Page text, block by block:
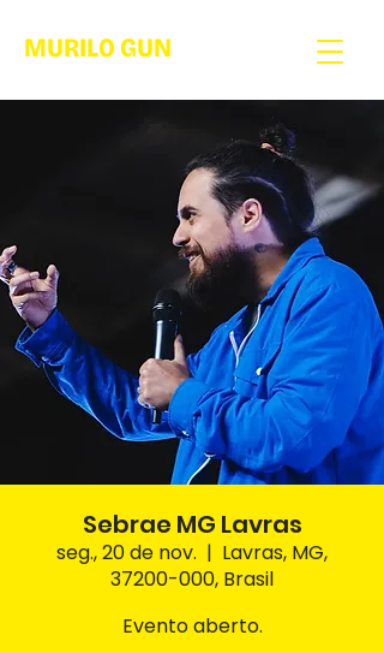
MURILO GUN
Sebrae MG Lavras
seg., 20 de nov.
  |
Lavras, MG,
37200-000, Brasil
Evento aberto.